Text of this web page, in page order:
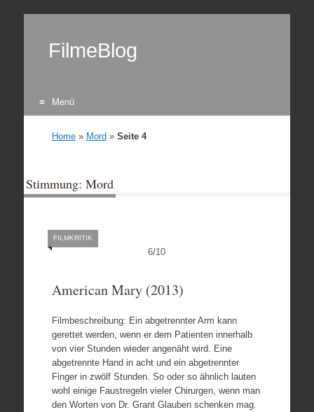
FilmeBlog
Menü
Home» Mord » Seite 4
Stimmung: Mord
6/10
FILMKRITIK
American Mary (2013)
Filmbeschreibung: Ein abgetrennter Arm kann
gerettet werden, wenn er dem Patienten innerhalb
von vier Stunden wieder angenäht wird. Eine
abgetrennte Hand in acht und ein abgetrennter
Finger in zwölf Stunden. So oder so ähnlich lauten
wohl einige Faustregeln vieler Chirurgen, wenn man
den Worten von Dr. Grant Glauben schenken mag.